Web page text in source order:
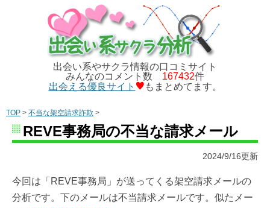
出会い系やサクラ情報の口コミサイト
みんなのコメント数 167432件
出会える優良サイト
もまとめてます。
TOP > 不当な架空請求詐欺 >
REVE事務局の不当な請求メール
2024/9/16更新
今回は「REVE事務局」が送ってくる架空請求メールの
分析です。下のメールは不当請求メールです。似たメー